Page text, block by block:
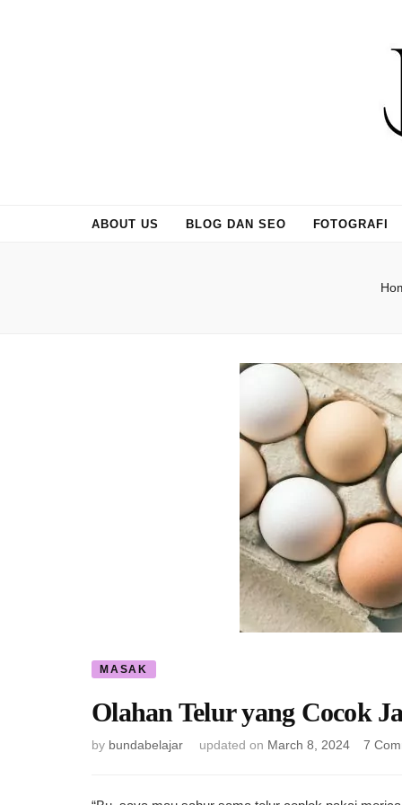
ABOUT US BLOG DAN SEO FOTOGRAFI
MASAK
Olahan Telur yang Cocok
by bundabelajar updated on March 8, 2024 7